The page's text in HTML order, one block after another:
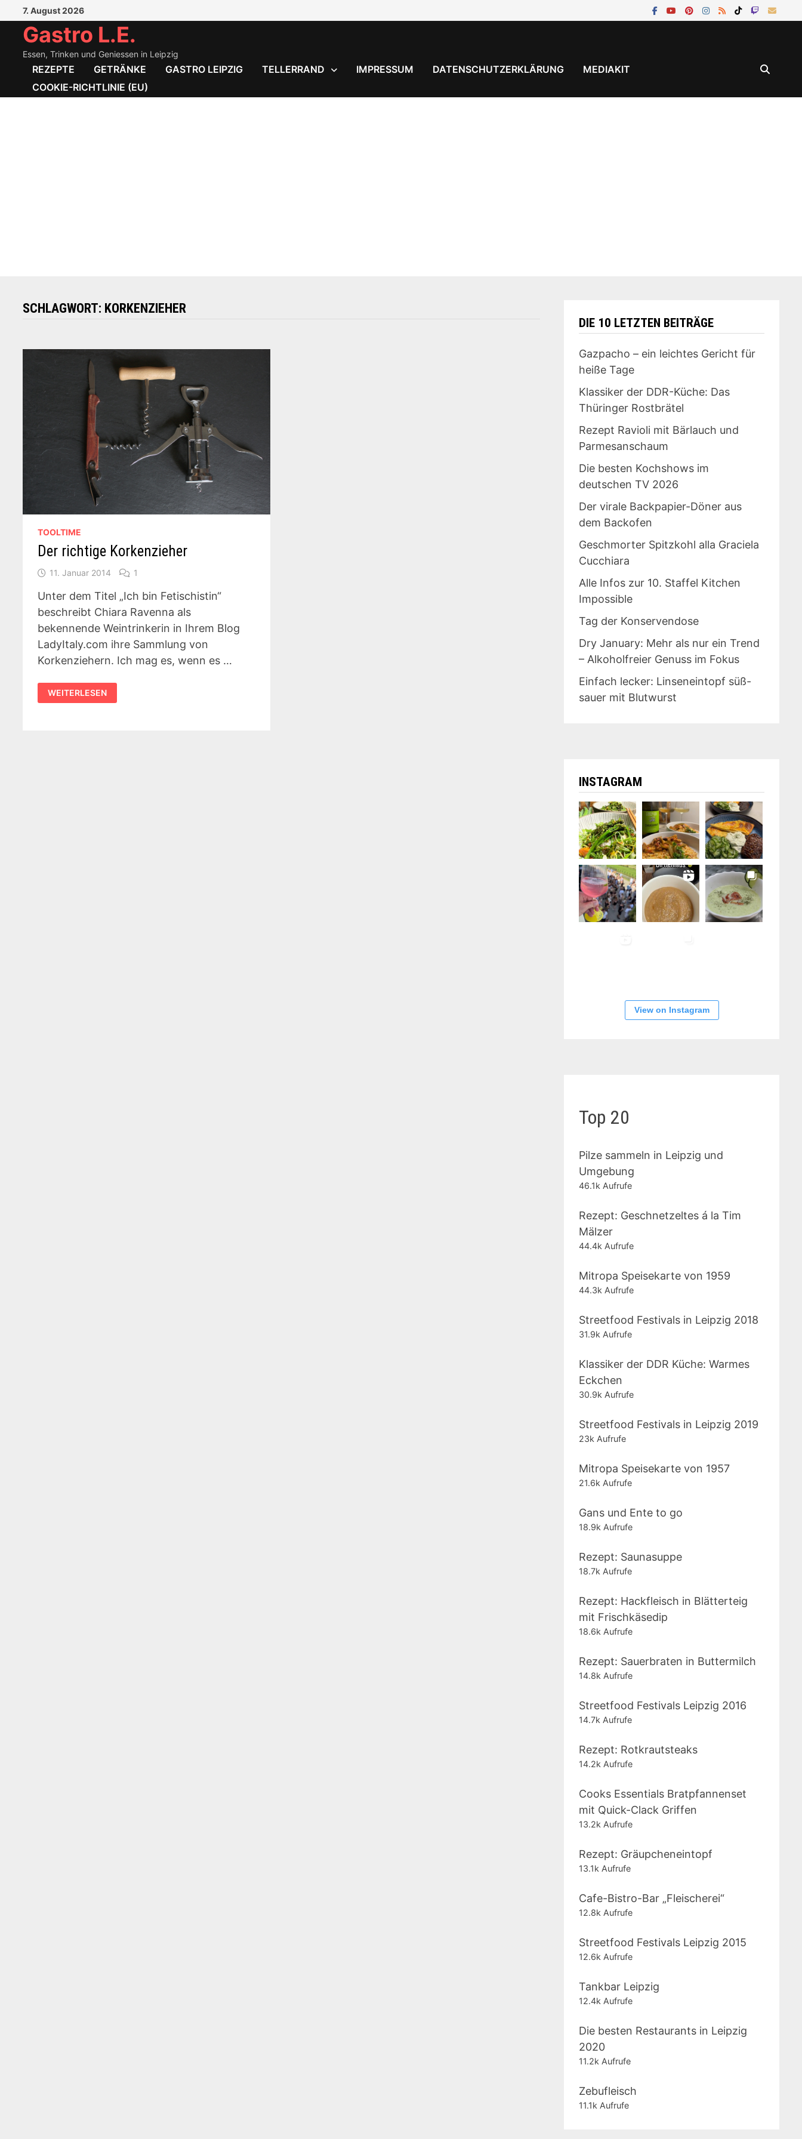
Inhalt
springen
7. August 2026
Gastro L.E.
Essen, Trinken und Geniessen in Leipzig
REZEPTE GETRÄNKE GASTRO LEIPZIG TELLERRAND IMPRESSUM DATENSCHUTZERKLÄRUNG
MEDIAKIT
COOKIE-RICHTLINIE (EU)
SCHLAGWORT: KORKENZIEHER
TOOLTIME
Der richtige Korkenzieher
11. Januar 2014 1
Unter dem Titel „Ich bin Fetischistin“
beschreibt Chiara Ravenna als
bekennende Weintrinkerin in Ihrem Blog
LadyItaly.com ihre Sammlung von
Korkenziehern. Ich mag es, wenn es …
DER
RICHTIGE
KORKENZIEHER
WEITERLESEN
DIE 10 LETZTEN BEITRÄGE
Gazpacho – ein leichtes Gericht für
heiße Tage
Klassiker der DDR-Küche: Das
Thüringer Rostbrätel
Rezept Ravioli mit Bärlauch und
Parmesanschaum
Die besten Kochshows im
deutschen TV 2026
Der virale Backpapier-Döner aus
dem Backofen
Geschmorter Spitzkohl alla Graciela
Cucchiara
Alle Infos zur 10. Staffel Kitchen
Impossible
Tag der Konservendose
Dry January: Mehr als nur ein Trend
– Alkoholfreier Genuss im Fokus
Einfach lecker: Linseneintopf süß-
sauer mit Blutwurst
INSTAGRAM
View on Instagram
Top 20
Pilze sammeln in Leipzig und
Umgebung
46.1k Aufrufe
Rezept: Geschnetzeltes á la Tim
Mälzer
44.4k Aufrufe
Mitropa Speisekarte von 1959
44.3k Aufrufe
Streetfood Festivals in Leipzig 2018
31.9k Aufrufe
Klassiker der DDR Küche: Warmes
Eckchen
30.9k Aufrufe
Streetfood Festivals in Leipzig 2019
23k Aufrufe
Mitropa Speisekarte von 1957
21.6k Aufrufe
Gans und Ente to go
18.9k Aufrufe
Rezept: Saunasuppe
18.7k Aufrufe
Rezept: Hackfleisch in Blätterteig
mit Frischkäsedip
18.6k Aufrufe
Rezept: Sauerbraten in Buttermilch
14.8k Aufrufe
Streetfood Festivals Leipzig 2016
14.7k Aufrufe
Rezept: Rotkrautsteaks
14.2k Aufrufe
Cooks Essentials Bratpfannenset
mit Quick-Clack Griffen
13.2k Aufrufe
Rezept: Gräupcheneintopf
13.1k Aufrufe
Cafe-Bistro-Bar „Fleischerei“
12.8k Aufrufe
Streetfood Festivals Leipzig 2015
12.6k Aufrufe
Tankbar Leipzig
12.4k Aufrufe
Die besten Restaurants in Leipzig
2020
11.2k Aufrufe
Zebufleisch
11.1k Aufrufe